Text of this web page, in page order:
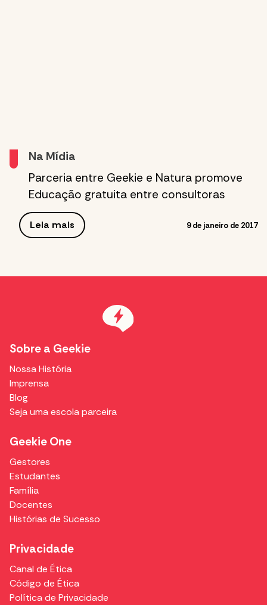
Na Mídia
Parceria entre Geekie e Natura promove
Educação gratuita entre consultoras
Leia mais 9 de janeiro de 2017
Sobre a Geekie
Nossa História
Imprensa
Blog
Seja uma escola parceira
Geekie One
Gestores
Estudantes
Família
Docentes
Histórias de Sucesso
Privacidade
Canal de Ética
Código de Ética
Política de Privacidade